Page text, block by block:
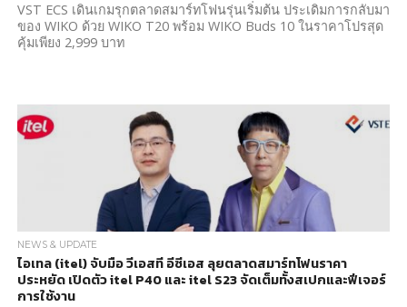
VST ECS เดินเกมรุกตลาดสมาร์ทโฟนรุ่นเริ่มต้น ประเดิมการกลับมา
ของ WIKO ด้วย WIKO T20 พร้อม WIKO Buds 10 ในราคาโปรสุด
คุ้มเพียง 2,999 บาท
NEWS & UPDATE
ไอเทล (itel) จับมือ วีเอสที อีซีเอส ลุยตลาดสมาร์ทโฟนราคา
ประหยัด เปิดตัว itel P40 และ itel S23 จัดเต็มทั้งสเปกและฟีเจอร์
การใช้งาน